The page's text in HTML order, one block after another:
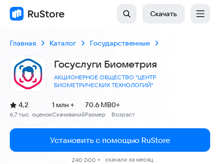
Скачать
Главная Каталог Государственные
Госуслуги Биометрия
АКЦИОНЕРНОЕ ОБЩЕСТВО "ЦЕНТР
БИОМЕТРИЧЕСКИХ ТЕХНОЛОГИЙ"
Рейтинг:
4,2
(
6,7 тыс. оценок
)
Скачиваний
1 млн +
Размер
70.6 MB
Возраст
0+
Установить с помощью RuStore
240 000 + скачали за месяц